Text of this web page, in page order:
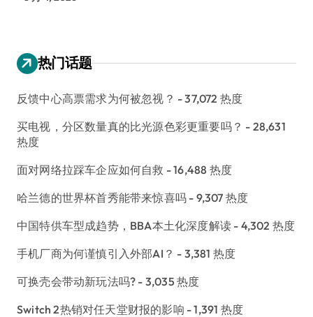
热门话题
反馈中心高票需求为何被忽视？ - 37,072 热度
买电视，分区数量真的比光源色彩更重要吗？ - 28,631
热度
面对网络拉踩车企应如何自救 - 16,488 热度
哈兰德的世界杯首秀能带来惊喜吗 - 9,307 热度
中国特供车型成趋势，BBA本土化深度解读 - 4,302 热度
手机厂商为何谨慎引入外部AI？ - 3,381 热度
可换壳会带动新玩法吗? - 3,035 热度
Switch 2热销对任天堂财报的影响 - 1,391 热度